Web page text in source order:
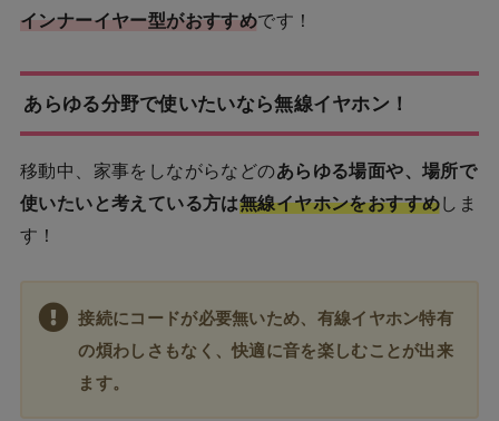
インナーイヤー型がおすすめです！
あらゆる分野で使いたいなら無線イヤホン！
移動中、家事をしながらなどのあらゆる場面や、場所で
使いたいと考えている方は無線イヤホンをおすすめしま
す！
接続にコードが必要無いため、有線イヤホン特有
の煩わしさもなく、快適に音を楽しむことが出来
ます。